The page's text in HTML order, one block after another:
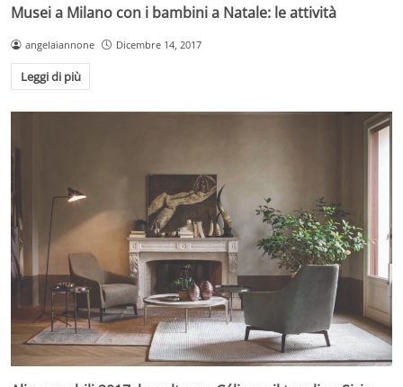
Musei a Milano con i bambini a Natale: le attività
angelaiannone Dicembre 14, 2017
Leggi di più